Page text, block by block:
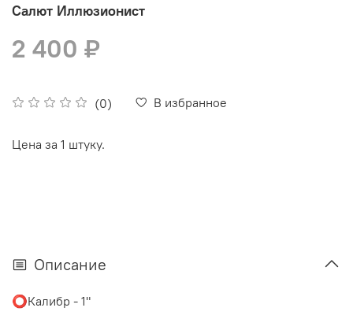
Салют Иллюзионист
(0) В избранное
2 400 ₽
Цена за 1 штуку.
Описание
⭕️Калибр - 1"